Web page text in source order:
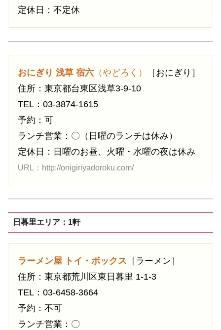
定休日：不定休
おにぎり 浅草 宿六 （やどろく）
［おにぎり］
住所：東京都台東区浅草3-9-10
TEL：03-3874-1615
予約：可
ランチ営業：〇（日曜のランチは休み）
定休日：日曜のお昼、火曜・水曜の夜は休み
URL：http://onigiriyadoroku.com/
日暮里エリア：1軒
ラーメン屋 トイ・ボックス ［ラーメン］
住所：東京都荒川区東日暮里 1-1-3
TEL：03-6458-3664
予約：不可
ランチ営業：〇